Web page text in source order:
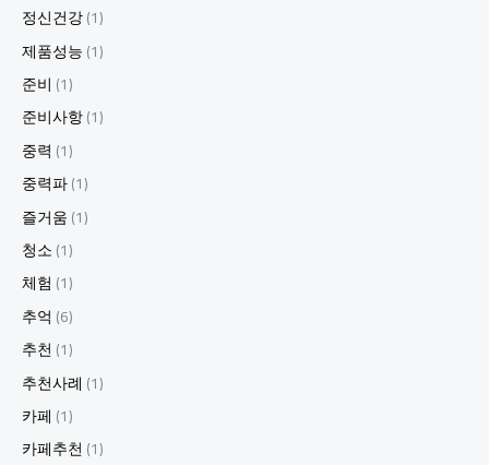
정신건강(1)
제품성능(1)
준비 (1)
준비사항(1)
중력 (1)
중력파(1)
즐거움(1)
청소(1)
체험 (1)
추억 (6)
추천(1)
추천사례 (1)
카페 (1)
카페추천(1)